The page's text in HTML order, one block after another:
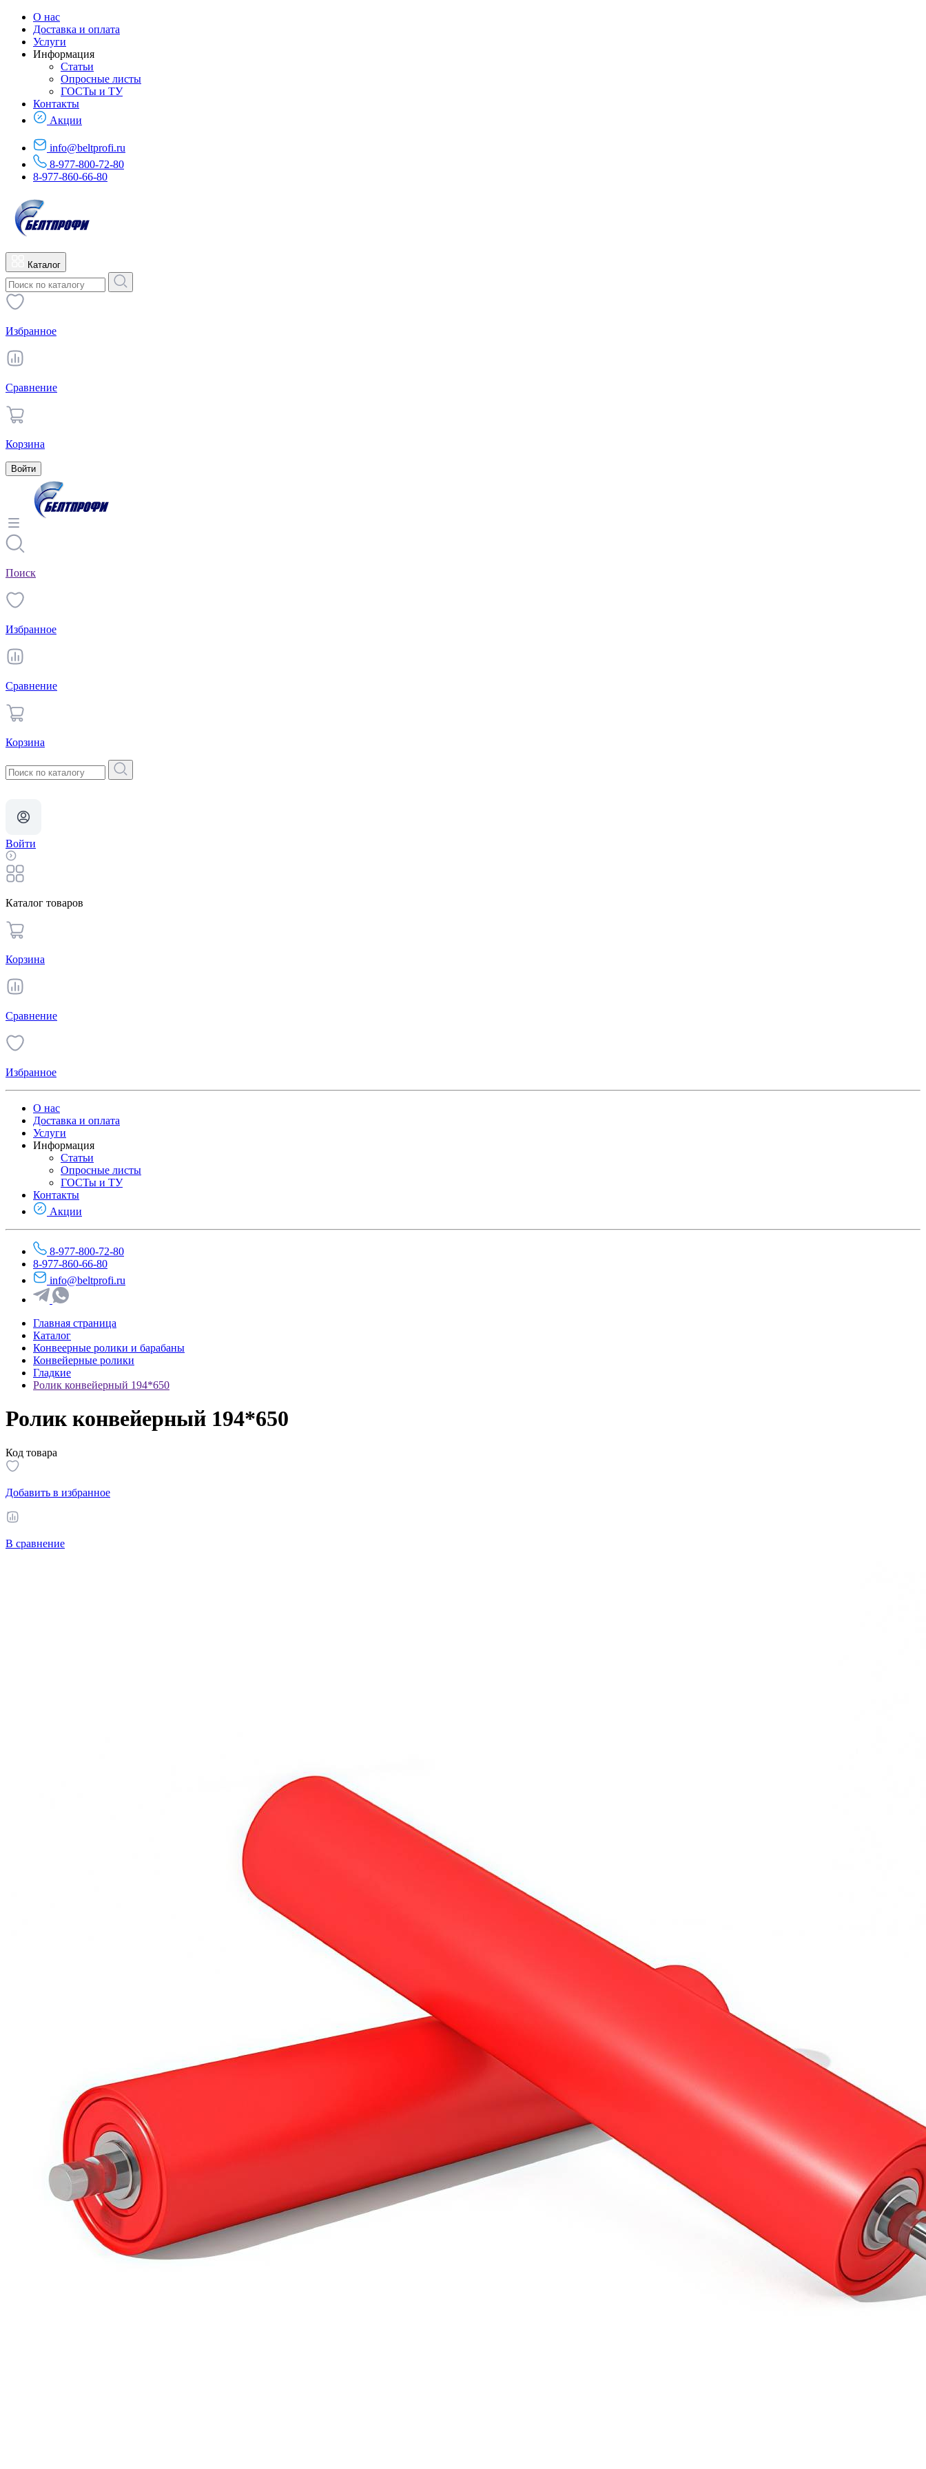
О нас
Доставка и оплата
Услуги
Информация
Статьи
Опросные листы
ГОСТы и ТУ
Контакты
Акции
info@beltprofi.ru
8-977-800-72-80
8-977-860-66-80
Каталог
Избранное
Сравнение
Корзина
Войти
Поиск
Избранное
Сравнение
Корзина
Войти
Каталог товаров
Корзина
Сравнение
Избранное
О нас
Доставка и оплата
Услуги
Информация
Статьи
Опросные листы
ГОСТы и ТУ
Контакты
Акции
8-977-800-72-80
8-977-860-66-80
info@beltprofi.ru
Главная страница
Каталог
Конвеерные ролики и барабаны
Конвейерные ролики
Гладкие
Ролик конвейерный 194*650
Ролик конвейерный 194*650
Код товара
Добавить в избранное
В сравнение